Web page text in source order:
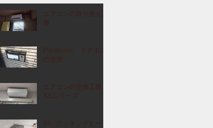
エアコンの取り換え工
Panasonic ドアホン
の交換
エアコンの交換工事
XSシリーズ
IH クッキングヒータ